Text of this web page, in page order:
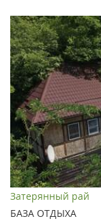
Затерянный рай
БАЗА ОТДЫХА